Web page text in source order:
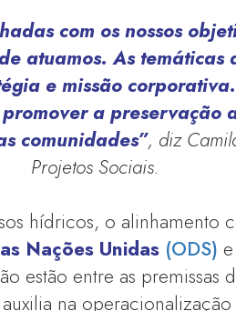
com os nossos
atuamos. As temáticas
e missão
promover a
comunidades”, diz
Projetos Sociais.
hídricos, o alinhamento
Nações Unidas (ODS)
estão entre as
na